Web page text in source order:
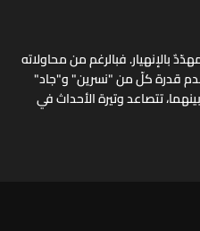
بالإنهيار. فبالرغم من محاولاته
قدرة كلّ من "نسرين" و"جاد"
تتصاعد وتيرة الأحداث في